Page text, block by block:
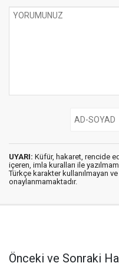
UYARI: Küfür, hakaret, rencide
içeren, imla kuralları ile
Türkçe karakter kullanılmayan
onaylanmamaktadır.
Önceki ve Sonraki